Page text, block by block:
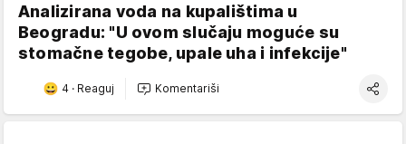
Analizirana voda na kupalištima u
Beogradu: "U ovom slučaju moguće su
stomačne tegobe, upale uha i infekcije"
4 · Reaguj Komentariši